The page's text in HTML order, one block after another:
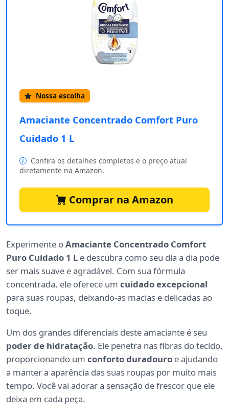
Nossa escolha
Amaciante Concentrado Comfort Puro
Cuidado 1 L
Confira os detalhes completos e o preço atual
diretamente na Amazon.
Comprar na Amazon
Experimente oAmaciante Concentrado Comfort
Puro Cuidado 1 L e descubra como seu dia a dia pode
ser mais suave e agradável. Com sua fórmula
concentrada, ele oferece um cuidado excepcional
para suas roupas, deixando-as macias e delicadas ao
toque.
Um dos grandes diferenciais deste amaciante é seu
poder de hidratação. Ele penetra nas fibras do tecido,
proporcionando um conforto duradouro e ajudando
a manter a aparência das suas roupas por muito mais
tempo. Você vai adorar a sensação de frescor que ele
deixa em cada peça.